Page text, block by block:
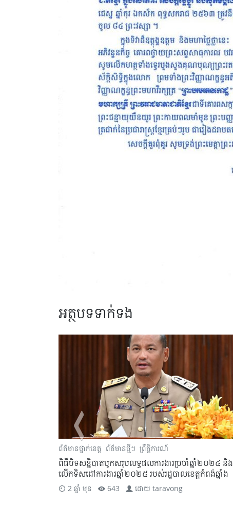
អត្ថបទទាក់ទង
ព័ត៌មានថ្នាក់ខេត្ត ព័ត៌មានថ្មីៗ ព្រឹត្តិការណ៍
ពិធីបិទសន្និបាតបូកសរុបលទ្ធផលការងារប្រចាំឆ្នាំ២០២៤ និង
លើកទិសដៅការងារឆ្នាំ២០២៥ របស់រដ្ឋបាលខេត្តកំពង់ឆ្នាំង
2 ឆ្នាំ មុន 643 ដោយ taravong